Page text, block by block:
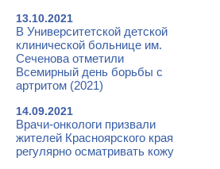
13.10.2021
В Университетской детской
клинической больнице им.
Сеченова отметили
Всемирный день борьбы с
артритом (2021)
14.09.2021
Врачи-онкологи призвали
жителей Красноярского края
регулярно осматривать кожу